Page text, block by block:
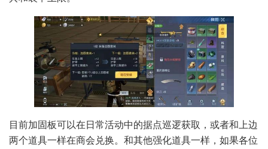
目前加固板可以在日常活动中的据点巡逻获取，或者和上边
两个道具一样在商会兑换。和其他强化道具一样，如果各位